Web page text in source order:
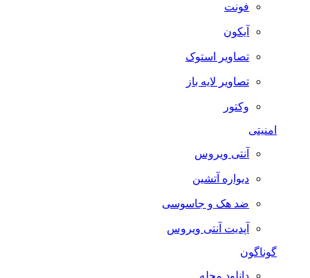
فونت
آیکون
تصاویر استوک
تصاویر لایه باز
وکتور
امنیتی
آنتی ویروس
دیواره آتشین
ضد هک و جاسوسی
آپدیت آنتی ویروس
گوناگون
دانلود مجله